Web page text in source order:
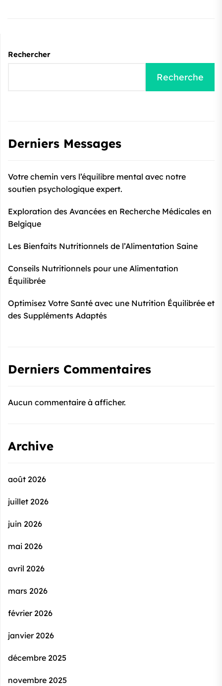
Rechercher
Recherche
Derniers Messages
Votre chemin vers l’équilibre mental avec notre
soutien psychologique expert.
Exploration des Avancées en Recherche Médicales en
Belgique
Les Bienfaits Nutritionnels de l’Alimentation Saine
Conseils Nutritionnels pour une Alimentation
Équilibrée
Optimisez Votre Santé avec une Nutrition Équilibrée et
des Suppléments Adaptés
Derniers Commentaires
Aucun commentaire à afficher.
Archive
août 2026
juillet 2026
juin 2026
mai 2026
avril 2026
mars 2026
février 2026
janvier 2026
décembre 2025
novembre 2025